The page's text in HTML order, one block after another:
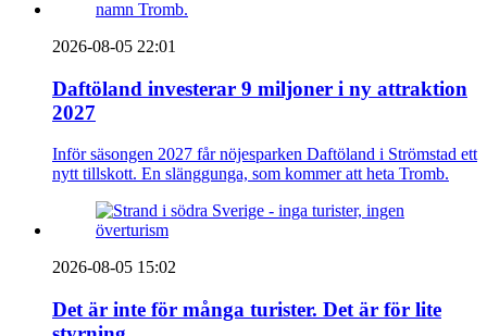
2026-08-05 22:01
Daftöland investerar 9 miljoner i ny attraktion
2027
Inför säsongen 2027 får nöjesparken Daftöland i Strömstad ett
nytt tillskott. En slänggunga, som kommer att heta Tromb.
2026-08-05 15:02
Det är inte för många turister. Det är för lite